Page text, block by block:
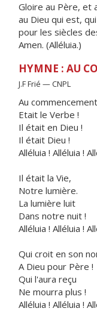
Gloire au Père, et
au Dieu qui est,
pour les siècles
Amen. (Alléluia.)
HYMNE : AU
J.F Frié — CNPL
Au commencement
Etait le Verbe !
Il était en Dieu !
Il était Dieu !
Alléluia ! Alléluia !
Il était la Vie,
Notre lumière.
La lumière luit
Dans notre nuit !
Alléluia ! Alléluia !
Qui croit en son
A Dieu pour Père !
Qui l'aura reçu
Ne mourra plus !
Alléluia ! Alléluia !